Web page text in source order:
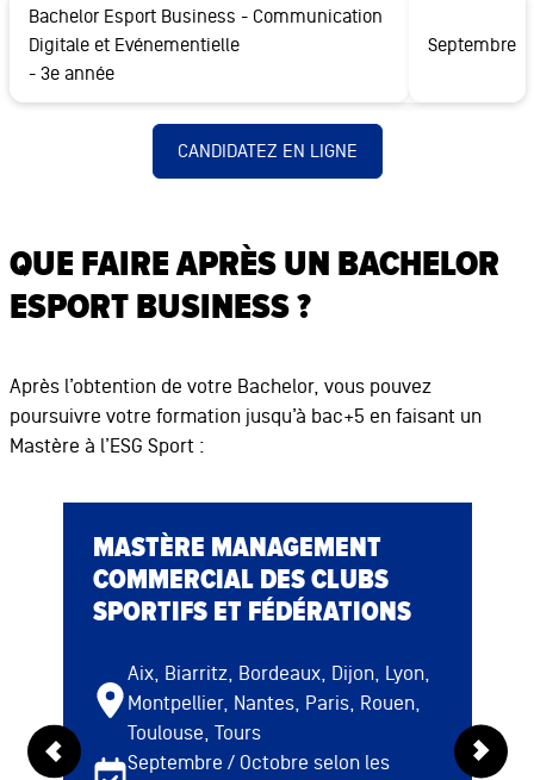
Bachelor Esport Business - Communication
Digitale et Evénementielle
- 3e année
Septembre
CANDIDATEZ EN LIGNE
QUE FAIRE APRÈS UN BACHELOR
ESPORT BUSINESS ?
Après l’obtention de votre Bachelor, vous pouvez
poursuivre votre formation jusqu’à bac+5 en faisant un
Mastère à l’ESG Sport :
MASTÈRE MANAGEMENT
COMMERCIAL DES CLUBS
SPORTIFS ET FÉDÉRATIONS
Aix, Biarritz, Bordeaux, Dijon, Lyon,
Montpellier, Nantes, Paris, Rouen,
Toulouse, Tours
Septembre / Octobre selon les